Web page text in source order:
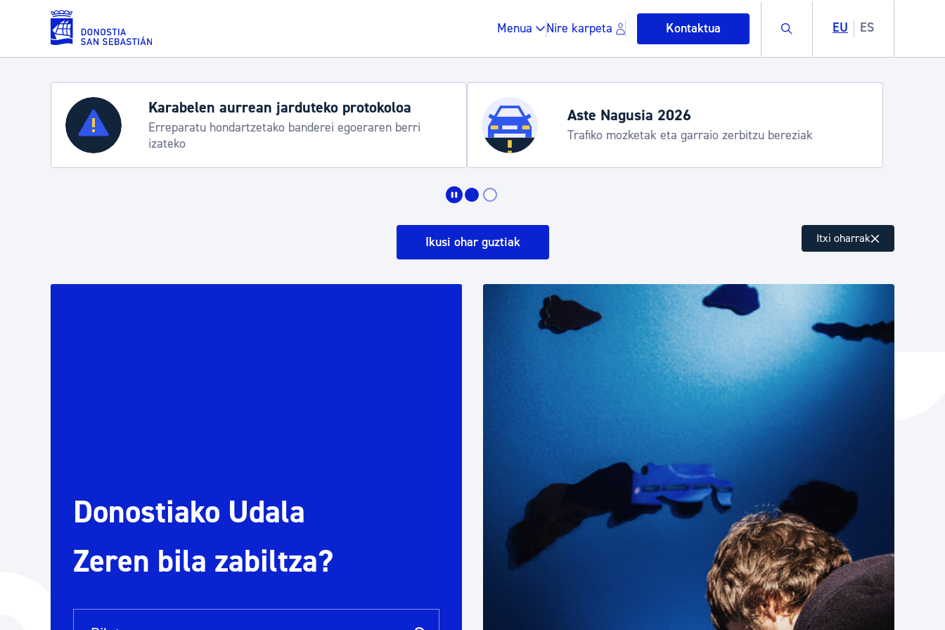
Eduki nagusira joan
Menua Nire karpeta Kontaktua Buscar EU ES
Zerbitzuak
Errolda eta gai pertsonalak
Gune publikoa, hondakinak eta ingurumena
Euskara
Garapen ekonomikoa eta enplegua
Kultura
Turismoa
Aste Nagusia 2026: egitaraua
Abuztuak 8-15
Udako ordutegiak eta zerbitzuak
Udalinfo, Donostia Kirola, Donostia Kultura, San Telmo,
Urgull, Hondalea, Turismoa
Ikusi ohar guztiak Itxi oharrak
Donostiako Udala
Zeren bila zabiltza?
Bilaketa barra